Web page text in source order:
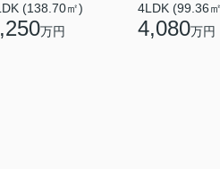
(138.70㎡)
万円
4LDK (99.36
4,080万円